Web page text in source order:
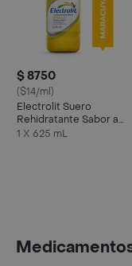
$ 8750
($14/ml)
Electrolit Suero
Rehidratante Sabor a
Maracuyá
1 X 625 mL